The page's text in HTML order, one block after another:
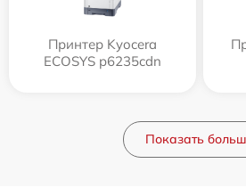
Принтер Kyocera
ECOSYS p6235cdn
Показать